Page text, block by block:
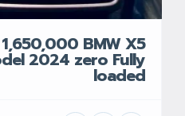
1,650,000 BMW X5
2024 zero Fully
loaded